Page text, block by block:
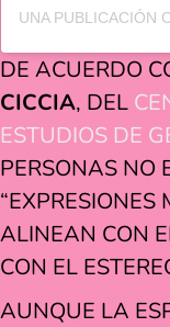
DE ACUERDO
CICCIA, DEL
ESTUDIOS DE
PERSONAS NO
“EXPRESIONES
ALINEAN CON
CON EL
AUNQUE LA